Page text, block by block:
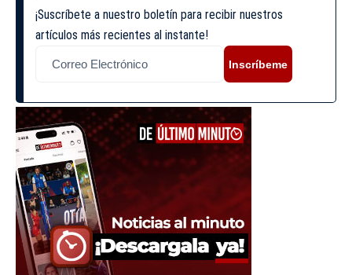
¡Suscríbete a nuestro boletín para recibir nuestros
artículos más recientes al instante!
Inscríbeme